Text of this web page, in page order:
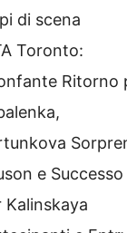
di scena
Toronto:
Ritorno
e Successo
Kalinskaya